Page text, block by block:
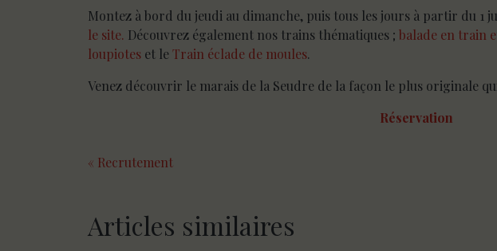
Montez à bord du jeudi au dimanche, puis tous les jours à partir du 1
le site. Découvrez également nos trains thématiques ; balade en train
loupioteset leTrain éclade de moules.
Venez découvrir le marais de la Seudre de la façon le plus originale
Réservation
« Recrutement
Articles similaires